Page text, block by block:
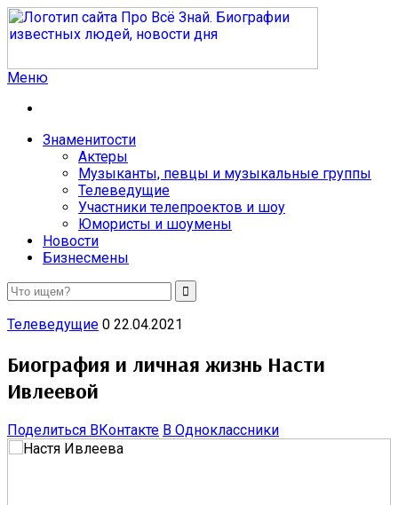
ни расскажет никто другой
Меню
Знаменитости
Актеры
Музыканты, певцы и музыкальные группы
Телеведущие
Участники телепроектов и шоу
Юмористы и шоумены
Новости
Бизнесмены
Телеведущие 0 22.04.2021
Биография и личная жизнь Насти
Ивлеевой
Поделиться ВКонтакте В Одноклассники